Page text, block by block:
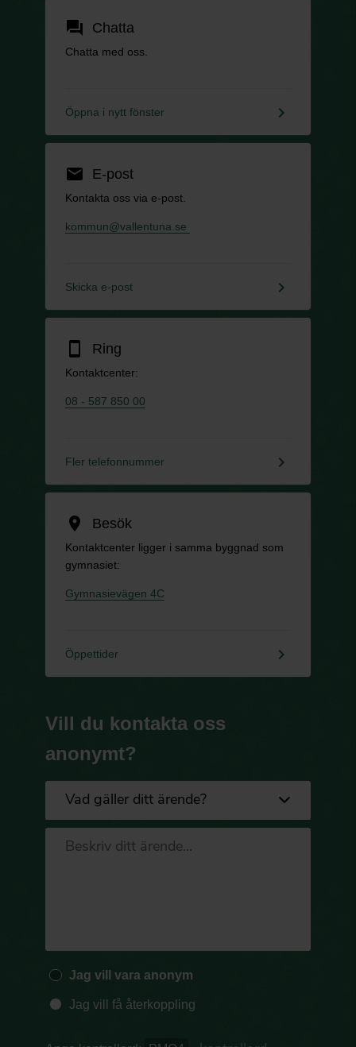
forum Chatta
Chatta med oss.
Öppna i nytt fönster keyboard_arrow_right
email E-post
Kontakta oss via e-post.
kommun@vallentuna.se
Skicka e-post keyboard_arrow_right
smartphone Ring
Kontaktcenter:
08 - 587 850 00
Fler telefonnummer keyboard_arrow_right
location_on Besök
Kontaktcenter ligger i samma byggnad som
gymnasiet:
Gymnasievägen 4C
Öppettider keyboard_arrow_right
Vill du kontakta oss
anonymt?
Jag vill vara anonym
Jag vill få återkoppling